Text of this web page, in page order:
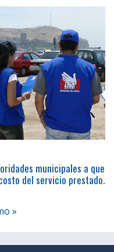
municipales a que
del servicio prestado.
»